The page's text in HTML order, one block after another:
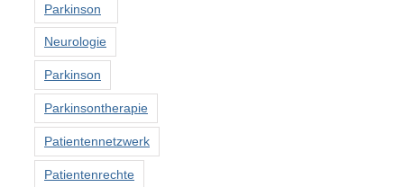
Parkinson
Neurologie
Parkinson
Parkinsontherapie
Patientennetzwerk
Patientenrechte